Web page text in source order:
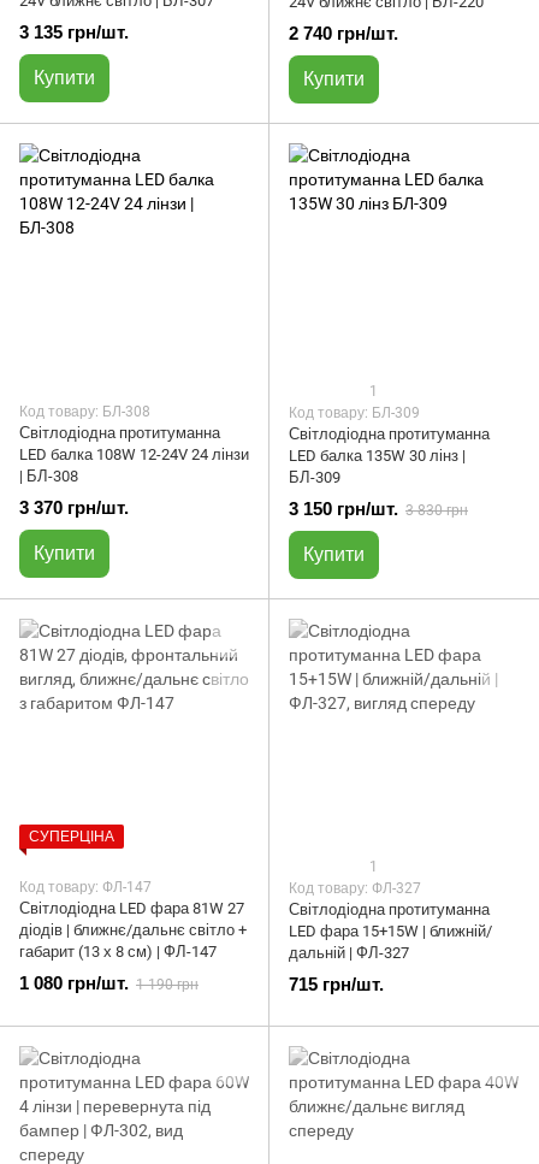
3 135 грн/шт.
Купити
2 740 грн/шт.
Купити
Код товару: БЛ-308
Світлодіодна протитуманна
LED балка 108W 12-24V 24 лінзи
| БЛ-308
3 370 грн/шт.
Купити
1
Код товару: БЛ-309
Світлодіодна протитуманна
LED балка 135W 30 лінз |
БЛ-309
3 150 грн/шт. 3 830 грн
Купити
СУПЕРЦІНА
Код товару: ФЛ-147
Світлодіодна LED фара 81W 27
діодів | ближнє/дальнє світло +
габарит (13 х 8 см) | ФЛ-147
1 080 грн/шт. 1 190 грн
1
Код товару: ФЛ-327
Світлодіодна протитуманна
LED фара 15+15W | ближній/
дальній | ФЛ-327
715 грн/шт.